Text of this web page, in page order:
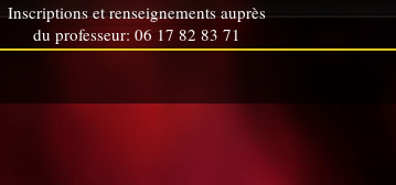
Inscriptions et renseignements auprès
du professeur: 06 17 82 83 71